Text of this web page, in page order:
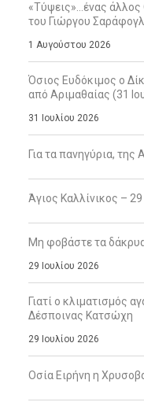
«Τύψεις»…ένας άλλος
του Γιώργου
1 Αυγούστου 2026
Όσιος Ευδόκιμος ο
από Αριμαθαίας (31
31 Ιουλίου 2026
Για τα πανηγύρια,
Άγιος Καλλίνικος – 29
Μη φοβάστε τα
29 Ιουλίου 2026
Γιατί ο κλιματισμός
Δέσποινας Κατσώχη
29 Ιουλίου 2026
Οσία Ειρήνη η